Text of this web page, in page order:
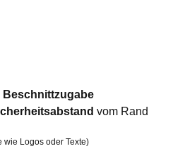
Beschnittzugabe
vom Rand
wie Logos oder Texte)